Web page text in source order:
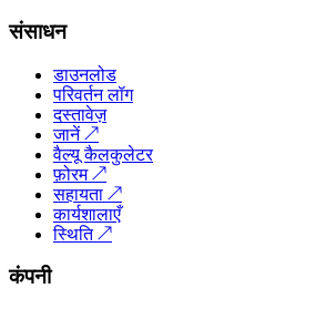
संसाधन
डाउनलोड
परिवर्तन लॉग
दस्तावेज़
जानें↗
वैल्यू कैलकुलेटर
फ़ोरम↗
सहायता ↗
कार्यशालाएँ
स्थिति↗
कंपनी